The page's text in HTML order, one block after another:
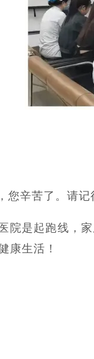
您辛苦了。请
院是起跑线，
康生活！